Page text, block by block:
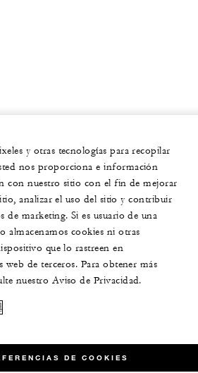
y otras tecnologías para recopilar
nos proporciona e información
con nuestro sitio con el fin de mejorar
analizar el uso del sitio y contribuir
de marketing. Si es usuario de una
almacenamos cookies ni otras
que lo rastreen en
web de terceros. Para obtener más
nuestro Aviso de Privacidad.
DE COOKIES